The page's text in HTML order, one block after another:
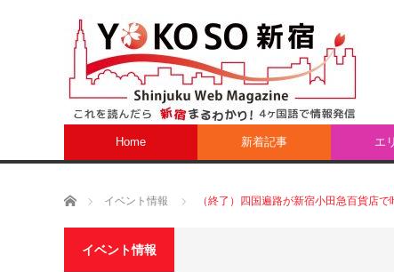
Home 新着記事 エ
ホーム イベント情報 （終了）四国遍路が新宿小田急百貨店
イベント情報